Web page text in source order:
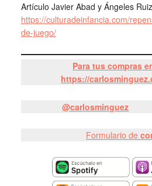
Artículo Javier Abad y Ángeles Ruiz
https://culturadeinfancia.com/
de-juego/
Para tus compras
https://
@carlosminguez
Formulario de